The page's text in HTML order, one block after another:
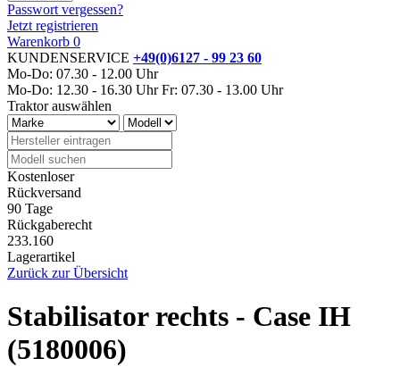
Passwort vergessen?
Jetzt registrieren
Warenkorb 0
KUNDENSERVICE +49(0)6127 - 99 23 60
Mo-Do: 07.30 - 12.00 Uhr
Mo-Do: 12.30 - 16.30 Uhr Fr: 07.30 - 13.00 Uhr
Traktor auswählen
Kostenloser
Rückversand
90 Tage
Rückgaberecht
233.160
Lagerartikel
Zurück zur Übersicht
Stabilisator rechts - Case IH
(5180006)